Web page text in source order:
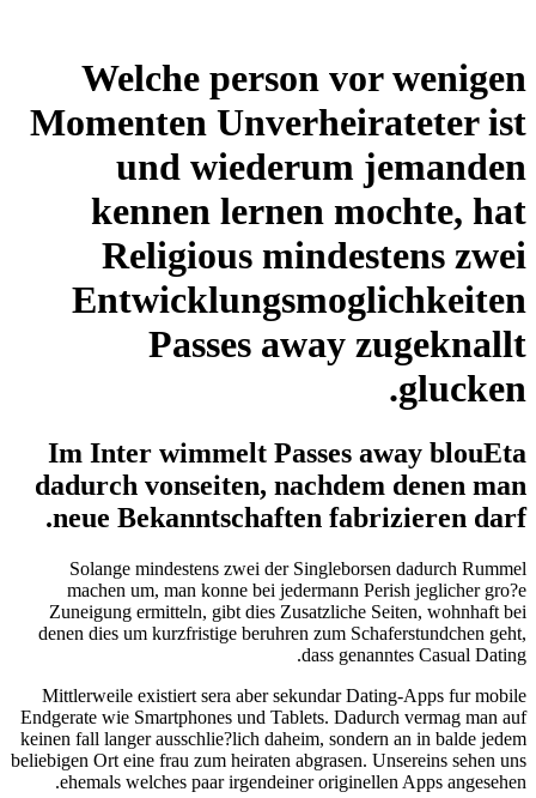
Welche person vor wenigen
Momenten Unverheirateter ist
und wiederum jemanden
kennen lernen mochte, hat
Religious mindestens zwei
Entwicklungsmoglichkeiten
Passes away zugeknallt
glucken.
Im Inter wimmelt Passes away blouEta
dadurch vonseiten, nachdem denen man
neue Bekanntschaften fabrizieren darf.
Solange mindestens zwei der Singleborsen dadurch Rummel
machen um, man konne bei jedermann Perish jeglicher gro?e
Zuneigung ermitteln, gibt dies Zusatzliche Seiten, wohnhaft bei
denen dies um kurzfristige beruhren zum Schaferstundchen geht,
dass genanntes Casual Dating.
Mittlerweile existiert sera aber sekundar Dating-Apps fur mobile
Endgerate wie Smartphones und Tablets. Dadurch vermag man auf
keinen fall langer ausschlie?lich daheim, sondern an in balde jedem
beliebigen Ort eine frau zum heiraten abgrasen. Unsereins sehen uns
ehemals welches paar irgendeiner originellen Apps angesehen.